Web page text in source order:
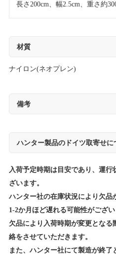
長さ200cm、幅2.5cm、重さ約
材質
ナイロン(ネオプレン)
備考
ハンター製品のドイツ取寄せに
入荷予定時期は目安であり、運
ざいます。
ハンター社の在庫状況により欠品
1-2か月ほど遅れる可能性がござい
欠品により入荷時期が変更とな
絡をさせていただきます。
また、ハンター社にて製造が終了